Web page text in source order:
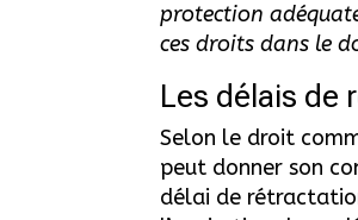
protection
ces droits dans le
Les délais de
Selon le droit
peut donner son
délai de